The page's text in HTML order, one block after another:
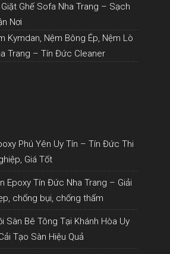
Ghế Sofa Nha Trang – Sạch
Nơi
Kymdan, Nệm Bông Ép, Nệm Lò
Trang – Tín Đức Cleaner
Phú Yên Uy Tín – Tín Đức Thi
Giá Tốt
Epoxy Tín Đức Nha Trang – Giải
chống bụi, chống thấm
Sàn Bê Tông Tại Khánh Hòa Uy
Tạo Sàn Hiệu Quả